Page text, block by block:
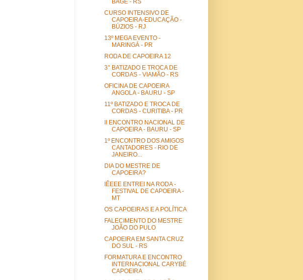
CURSO INTENSIVO DE
CAPOEIRA-EDUCAÇÃO -
BÚZIOS - RJ
13º MEGA EVENTO -
MARINGÁ - PR
RODA DE CAPOEIRA 12
3° BATIZADO E TROCA DE
CORDAS - VIAMÃO - RS
OFICINA DE CAPOEIRA
ANGOLA - BAURU - SP
11º BATIZADO E TROCA DE
CORDAS - CURITIBA - PR
II ENCONTRO NACIONAL DE
CAPOEIRA - BAURU - SP
1º ENCONTRO DOS AMIGOS
CANTADORES - RIO DE
JANEIRO...
DIA DO MESTRE DE
CAPOEIRA?
IÊEEE ENTREI NA RODA -
FESTIVAL DE CAPOEIRA -
MT
OS CAPOEIRAS E A POLÍTICA
FALECIMENTO DO MESTRE
JOÃO DO PULO
CAPOEIRA EM SANTA CRUZ
DO SUL - RS
FORMATURA E ENCONTRO
INTERNACIONAL CARYBÉ
CAPOEIRA